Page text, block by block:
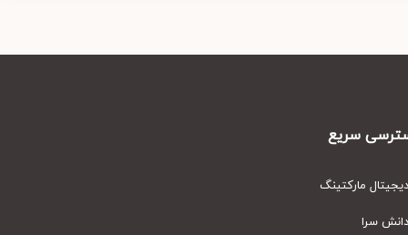
سریع
مارکتینگ
سرا